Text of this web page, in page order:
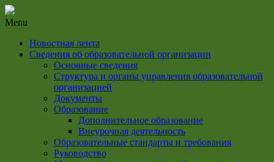
Menu
Новостная лента
Сведения об образовательной организации
Основные сведения
Структура и органы управления образовательной
организацией
Документы
Образование
Дополнительное образование
Внеурочная деятельность
Образовательные стандарты и требования
Руководство